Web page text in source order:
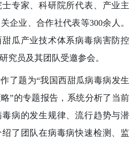
专家、科研院所代表、产业主
企业、合作社代表等300余人。
瓜产业技术体系病毒病害防控
究员及其团队受邀参会。
了题为“我国西甜瓜病毒病发生
”的专题报告，系统分析了当前
病的发生规律、流行趋势与潜
了团队在病毒病快速检测、监